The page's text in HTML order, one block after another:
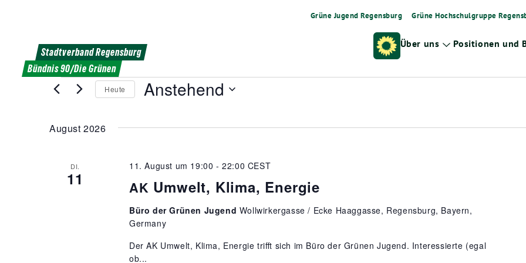
Grüne Jugend Regensburg Grüne Hochschulgruppe
Stadtverband Regensburg
Bündnis 90/Die Grünen
Über uns Zeige
Positionen und
Veranstaltungen
Heute Anstehend
August 2026
DI.
11 AK Umwelt, Klima, Energie
11. August um 19:00 -22:00 CEST
Büro der Grünen Jugend Wollwirkergasse / Ecke Haaggasse, Regensburg, Bayern,
Germany
Der AK Umwelt, Klima, Energie trifft sich im Büro der Grünen Jugend. Interessierte (egal
ob...